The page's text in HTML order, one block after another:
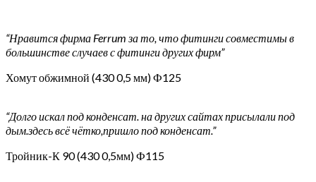
“Нравится фирма Ferrum за то, что фитинги совместимы в
большинстве случаев с фитинги других фирм”
Хомут обжимной (430 0,5 мм) Ф125
“Долго искал под конденсат. на других сайтах присылали под
дым.здесь всё чётко,пришло под конденсат.”
Тройник-К 90 (430 0,5мм) Ф115